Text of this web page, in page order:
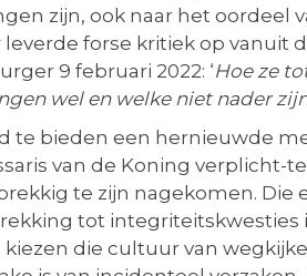
zijn, ook naar het oordeel
forse kritiek op vanuit
9 februari 2022: ‘Hoe ze
wel en welke niet nader
bieden een hernieuwde
van de Koning verplicht-
te zijn nagekomen.
tot
die cultuur van